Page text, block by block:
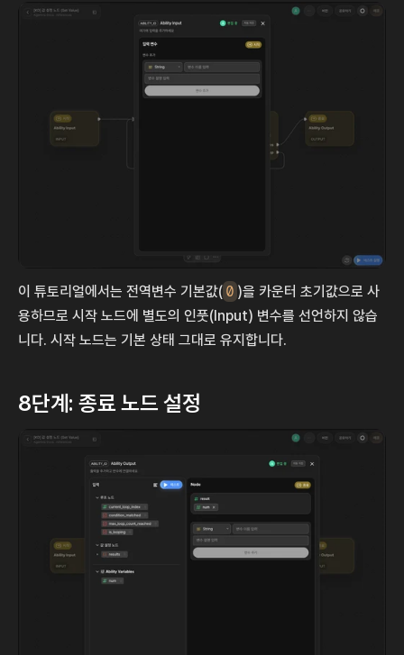
이 튜토리얼에서는 전역변수 기본값( 0 )을 카운터 초기값으로 사
용하므로 시작 노드에 별도의 인풋(Input) 변수를 선언하지 않습
니다. 시작 노드는 기본 상태 그대로 유지합니다.
8단계: 종료 노드 설정